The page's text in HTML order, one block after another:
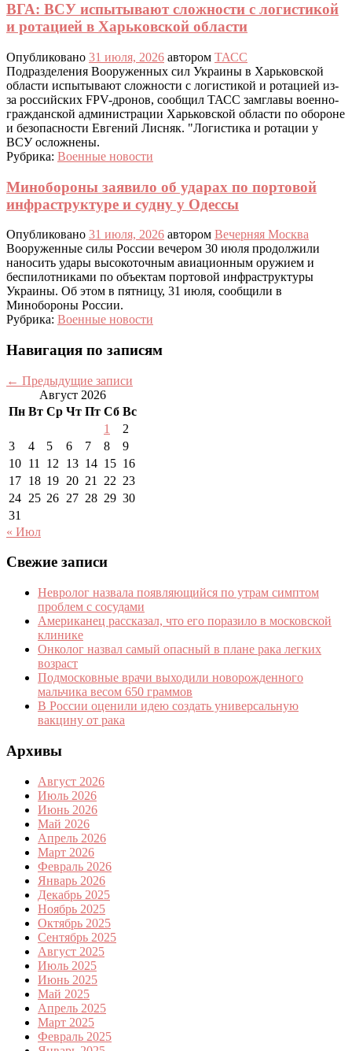
ВГА: ВСУ испытывают сложности с логистикой
и ротацией в Харьковской области
Опубликовано 31 июля, 2026 автором ТАСС
Подразделения Вооруженных сил Украины в Харьковской
области испытывают сложности с логистикой и ротацией из-
за российских FPV-дронов, сообщил ТАСС замглавы военно-
гражданской администрации Харьковской области по обороне
и безопасности Евгений Лисняк. "Логистика и ротации у
ВСУ осложнены.
Рубрика: Военные новости
Минобороны заявило об ударах по портовой
инфраструктуре и судну у Одессы
Опубликовано 31 июля, 2026 автором Вечерняя Москва
Вооруженные силы России вечером 30 июля продолжили
наносить удары высокоточным авиационным оружием и
беспилотниками по объектам портовой инфраструктуры
Украины. Об этом в пятницу, 31 июля, сообщили в
Минобороны России.
Рубрика: Военные новости
Навигация по записям
← Предыдущие записи
Август 2026
Пн Вт Ср Чт Пт Сб Вс
1
2
3
4 5 6 7 8
9
10 11 12 13 14 15 16
17 18 19 20 21 22 23
24 25 26 27 28 29 30
31
« Июл
Свежие записи
Невролог назвала появляющийся по утрам симптом
проблем с сосудами
Американец рассказал, что его поразило в московской
клинике
Онколог назвал самый опасный в плане рака легких
возраст
Подмосковные врачи выходили новорожденного
мальчика весом 650 граммов
В России оценили идею создать универсальную
вакцину от рака
Архивы
Август 2026
Июль 2026
Июнь 2026
Май 2026
Апрель 2026
Март 2026
Февраль 2026
Январь 2026
Декабрь 2025
Ноябрь 2025
Октябрь 2025
Сентябрь 2025
Август 2025
Июль 2025
Июнь 2025
Май 2025
Апрель 2025
Март 2025
Февраль 2025